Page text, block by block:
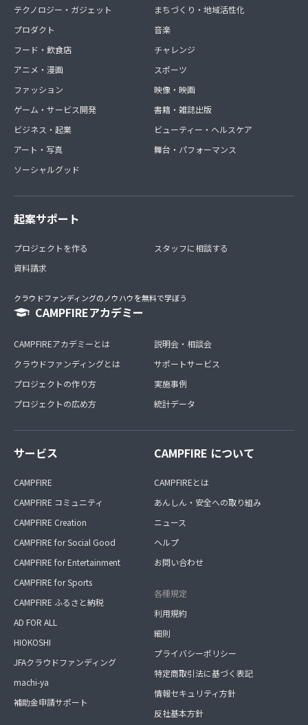
テクノロジー・ガジェット
プロダクト
フード・飲食店
アニメ・漫画
ファッション
ゲーム・サービス開発
ビジネス・起業
アート・写真
ソーシャルグッド
まちづくり・地域活性化
音楽
チャレンジ
スポーツ
映像・映画
書籍・雑誌出版
ビューティー・ヘルスケア
舞台・パフォーマンス
起案サポート
プロジェクトを作る
資料請求
スタッフに相談する
クラウドファンディングのノウハウを無料で学ぼう
CAMPFIREアカデミー
CAMPFIREアカデミーとは
クラウドファンディングとは
プロジェクトの作り方
プロジェクトの広め方
説明会・相談会
サポートサービス
実施事例
統計データ
サービス
CAMPFIRE
CAMPFIRE コミュニティ
CAMPFIRE Creation
CAMPFIRE for Social Good
CAMPFIRE for Entertainment
CAMPFIRE for Sports
CAMPFIRE ふるさと納税
AD FOR ALL
HIOKOSHI
JFAクラウドファンディング
machi-ya
補助金申請サポート
CAMPFIRE について
CAMPFIREとは
あんしん・安全への取り組み
ニュース
ヘルプ
お問い合わせ
各種規定
利用規約
細則
プライバシーポリシー
特定商取引法に基づく表記
情報セキュリティ方針
反社基本方針